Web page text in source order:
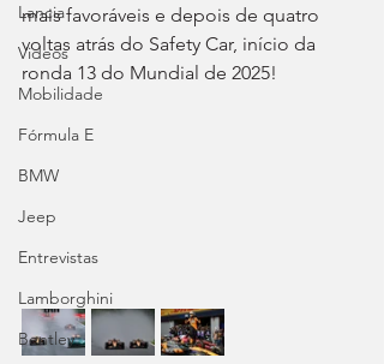
Lancia
Videos
Mobilidade
Fórmula E
BMW
Jeep
Entrevistas
Lamborghini
Bentley
mais favoráveis e depois de quatro
voltas atrás do Safety Car, início da
ronda 13 do Mundial de 2025!